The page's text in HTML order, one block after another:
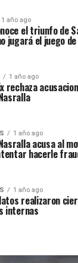
1 año ago
el triunfo de
jugará el juego
1 año ago
rechaza
1 año ago
acusa al
hacerle
1 año ago
realizaron
internas